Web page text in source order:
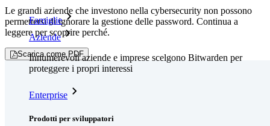
Famiglie
Aziende
Innumerevoli aziende e imprese scelgono Bitwarden per
proteggere i propri interessi
Enterprise
Prodotti per sviluppatori
Le grandi aziende che investono nella cybersecurity non possono
permettersi di ignorare la gestione delle password. Continua a
leggere per scoprire perché.
Scarica come PDF